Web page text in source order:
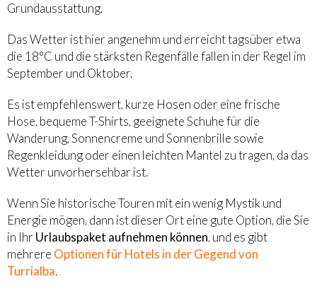
Grundausstattung.
Das Wetter ist hier angenehm und erreicht tagsüber etwa
die 18°C und die stärksten Regenfälle fallen in der Regel im
September und Oktober.
Es ist empfehlenswert, kurze Hosen oder eine frische
Hose, bequeme T-Shirts, geeignete Schuhe für die
Wanderung, Sonnencreme und Sonnenbrille sowie
Regenkleidung oder einen leichten Mantel zu tragen, da das
Wetter unvorhersehbar ist.
Wenn Sie historische Touren mit ein wenig Mystik und
Energie mögen, dann ist dieser Ort eine gute Option, die Sie
in Ihr Urlaubspaket aufnehmen können, und es gibt
mehrere Optionen für Hotels in der Gegend von
Turrialba.